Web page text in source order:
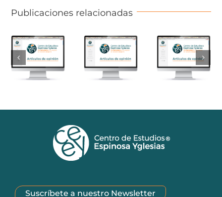
Publicaciones relacionadas
Suscríbete a nuestro Newsletter